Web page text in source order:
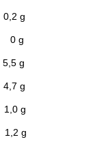
0,2 g
0 g
g
g
g